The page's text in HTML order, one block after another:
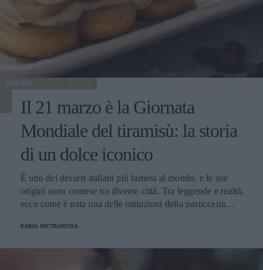
CUCINA
Il 21 marzo è la Giornata
Mondiale del tiramisù: la storia
di un dolce iconico
È uno dei dessert italiani più famosi al mondo, e le sue
origini sono contese tra diverse città. Tra leggende e realtà,
ecco come è nata una delle istituzioni della pasticceria
EMMA PIETRAROSA